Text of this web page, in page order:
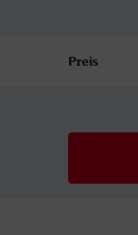
Preis